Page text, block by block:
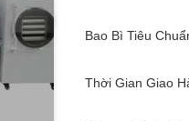
Bao Bì Tiêu
Thời Gian Giao